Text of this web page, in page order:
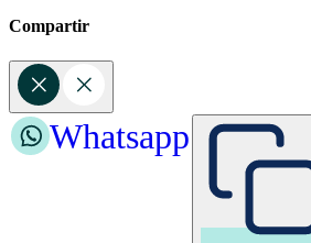
Compartir
Whatsapp